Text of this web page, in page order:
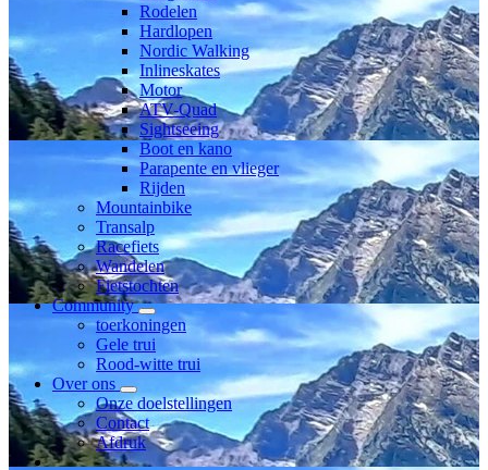
Rodelen
Hardlopen
Nordic Walking
Inlineskates
Motor
ATV-Quad
Sightseeing
Boot en kano
Parapente en vlieger
Rijden
Mountainbike
Transalp
Racefiets
Wandelen
Fietstochten
Community
toerkoningen
Gele trui
Rood-witte trui
Over ons
Onze doelstellingen
Contact
Afdruk